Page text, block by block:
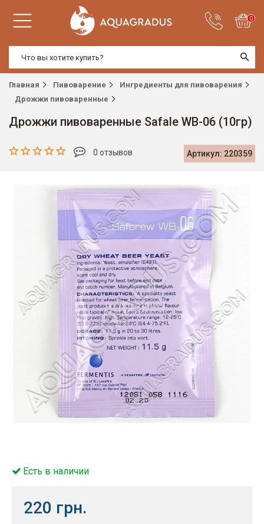
0
Главная Пивоварение
Ингредиенты для пивоварения
Дрожжи пивоваренные
Дрожжи пивоваренные Safale WB-06 (10гр)
Артикул: 220359
0 отзывов
Есть в наличии
220 грн.